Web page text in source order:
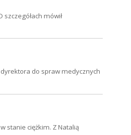
mówił
do spraw medycznych
stanie ciężkim. Z Natalią